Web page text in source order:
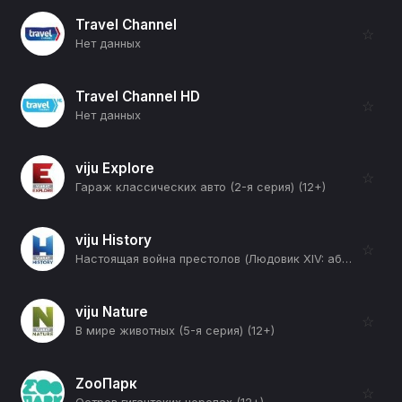
Travel Channel
Нет данных
☆
Travel Channel HD
Нет данных
☆
viju Explore
Гараж классических авто (2-я серия) (12+)
☆
viju History
Настоящая война престолов (Людовик XIV: абсолютный монарх - 1661-1669) (12+)
☆
viju Nature
В мире животных (5-я серия) (12+)
☆
ZooПарк ☆